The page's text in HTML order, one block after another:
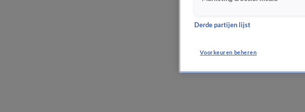
Derde partijen lijst
Voorkeuren beheren